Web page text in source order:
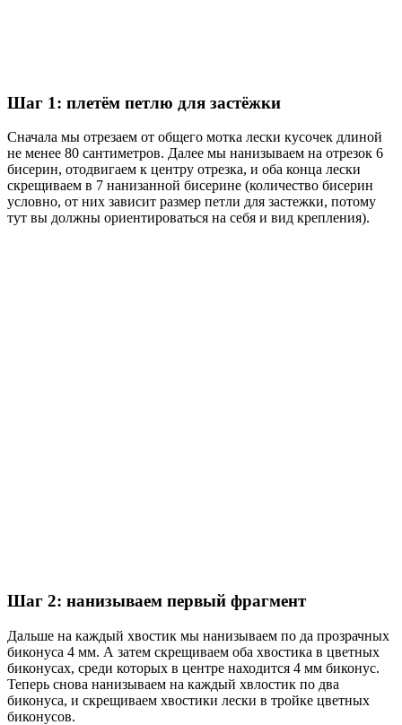
Шаг 1: плетём петлю для застёжки
Сначала мы отрезаем от общего мотка лески кусочек длиной
не менее 80 сантиметров. Далее мы нанизываем на отрезок 6
бисерин, отодвигаем к центру отрезка, и оба конца лески
скрещиваем в 7 нанизанной бисерине (количество бисерин
условно, от них зависит размер петли для застежки, потому
тут вы должны ориентироваться на себя и вид крепления).
Шаг 2: нанизываем первый фрагмент
Дальше на каждый хвостик мы нанизываем по да прозрачных
биконуса 4 мм. А затем скрещиваем оба хвостика в цветных
биконусах, среди которых в центре находится 4 мм биконус.
Теперь снова нанизываем на каждый хвлостик по два
биконуса, и скрещиваем хвостики лески в тройке цветных
биконусов.